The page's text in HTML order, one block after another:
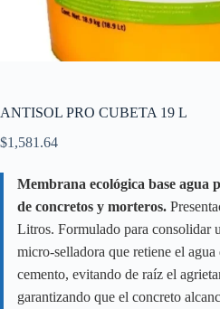
ANTISOL PRO CUBETA 19 L
$1,581.64
Membrana ecológica base agua
de concretos y morteros.
Litros. Formulado para consolidar
micro-selladora que retiene el
cemento, evitando de raíz el
garantizando que el concreto